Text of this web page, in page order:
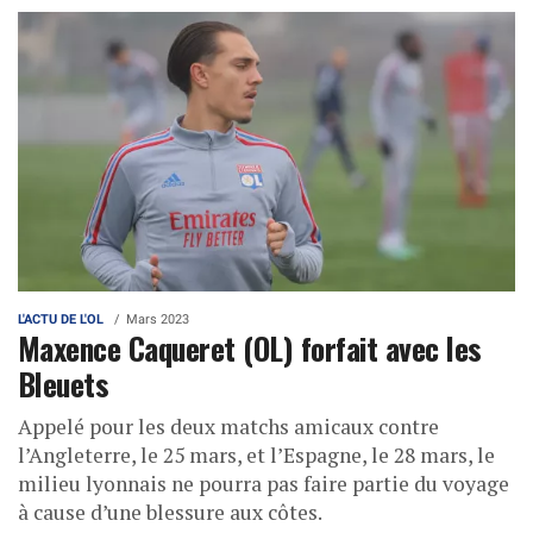
L'ACTU DE L'OL Mars 2023
Maxence Caqueret (OL) forfait avec les
Bleuets
Appelé pour les deux matchs amicaux contre
l’Angleterre, le 25 mars, et l’Espagne, le 28 mars, le
milieu lyonnais ne pourra pas faire partie du voyage
à cause d’une blessure aux côtes.